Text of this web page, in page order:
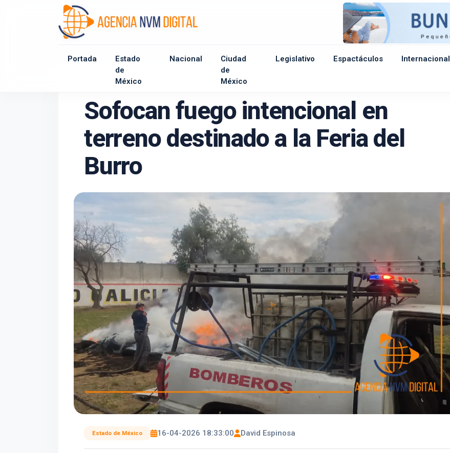
Portada
Estado
de
México
Nacional
Ciudad
de
México
Legislativo Espactáculos Internacional
Sofocan fuego intencional en
terreno destinado a la Feria del
Burro
Estado de México 16-04-2026 18:33:00 David Espinosa